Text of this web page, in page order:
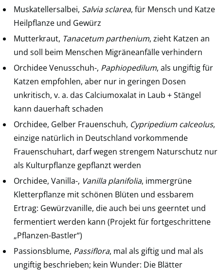
Muskatellersalbei, Salvia sclarea, für Mensch und Katze
Heilpflanze und Gewürz
Mutterkraut, Tanacetum parthenium, zieht Katzen an
und soll beim Menschen Migräneanfälle verhindern
Orchidee Venusschuh-, Paphiopedilum, als ungiftig für
Katzen empfohlen, aber nur in geringen Dosen
unkritisch, v. a. das Calciumoxalat in Laub + Stängel
kann dauerhaft schaden
Orchidee, Gelber Frauenschuh, Cypripedium calceolus,
einzige natürlich in Deutschland vorkommende
Frauenschuhart, darf wegen strengem Naturschutz nur
als Kulturpflanze gepflanzt werden
Orchidee, Vanilla-, Vanilla planifolia, immergrüne
Kletterpflanze mit schönen Blüten und essbarem
Ertrag: Gewürzvanille, die auch bei uns geerntet und
fermentiert werden kann (Projekt für fortgeschrittene
„Pflanzen-Bastler“)
Passionsblume, Passiflora, mal als giftig und mal als
ungiftig beschrieben; kein Wunder: Die Blätter